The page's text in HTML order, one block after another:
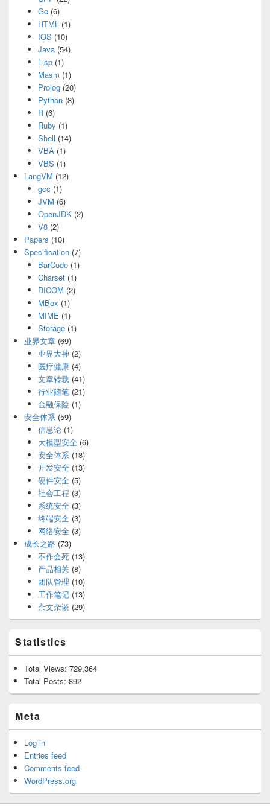
Go(6)
HTML(1)
IOS (10)
Java(54)
Lisp(1)
Masm (1)
Prolog(20)
Python(8)
R(6)
Ruby (1)
Shell (14)
VBA(1)
VBS (1)
LangVM (12)
gcc (1)
JVM (6)
OpenJDK(2)
V8(2)
Papers (10)
Specification (7)
BarCode(1)
Charset(1)
DICOM (2)
MBox (1)
MIME (1)
Storage(1)
业界文章 (69)
业界大神 (2)
医疗健康(4)
文章转载(41)
行业随笔(21)
金融保险(1)
安全体系 (59)
信息论(1)
大模型安全(6)
安全体系(18)
开发安全(13)
硬件安全(5)
社会工程 (3)
系统安全(3)
终端安全(3)
网络安全(3)
成长之路 (73)
不作会死(13)
产品相关 (8)
团队管理 (10)
工作笔记(13)
杂文杂谈 (29)
Statistics
Total Views: 729,364
Total Posts: 892
Meta
Log in
Entries feed
Comments feed
WordPress.org